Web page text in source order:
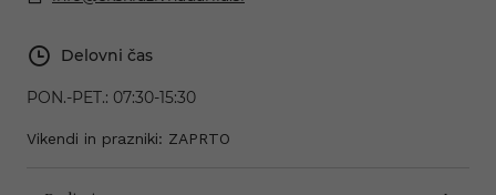
Delovni čas
PON.-PET.: 07:30-15:30
Vikendi in prazniki: ZAPRTO